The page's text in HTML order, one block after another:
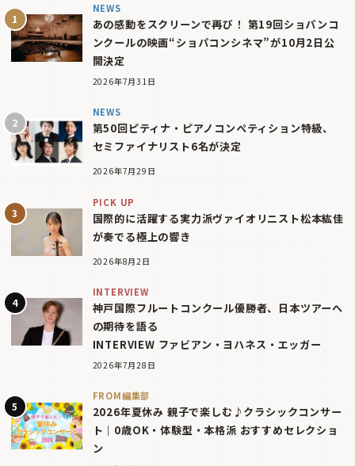
NEWS
あの感動をスクリーンで再び！ 第19回ショパンコ
ンクールの映画“ショパコンシネマ”が10月2日公
開決定
2026年7月31日
NEWS
第50回ピティナ・ピアノコンペティション特級、
セミファイナリスト6名が決定
2026年7月29日
PICK UP
国際的に活躍する実力派ヴァイオリニスト松本紘佳
が奏でる極上の響き
2026年8月2日
INTERVIEW
神戸国際フルートコンクール優勝者、日本ツアーへ
の期待を語る
INTERVIEW ファビアン・ヨハネス・エッガー
2026年7月28日
FROM編集部
2026年夏休み 親子で楽しむ♪クラシックコンサー
ト｜0歳OK・体験型・本格派 おすすめセレクショ
ン